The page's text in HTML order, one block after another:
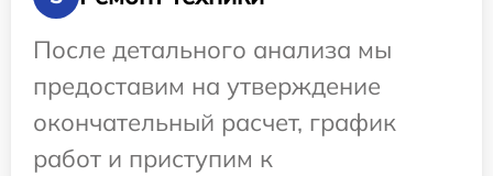
После детального анализа мы
предоставим на утверждение
окончательный расчет, график
работ и приступим к